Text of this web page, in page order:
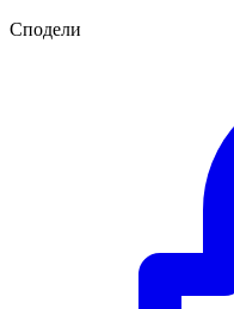
Сподели